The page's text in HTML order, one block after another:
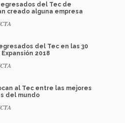
egresados del Tec de
creado alguna empresa
del Tec en las 30
2018
al Tec entre las mejores
del mundo